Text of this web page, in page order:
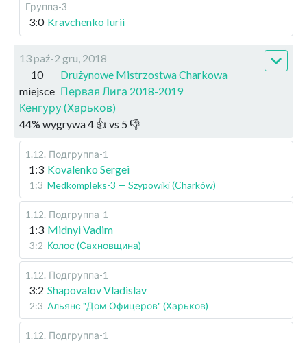
Группа-3
3:0 Kravchenko Iurii
13 paź-2 gru, 2018
10
miejsce
Drużynowe Mistrzostwa Charkowa
Первая Лига 2018-2019
Кенгуру (Харьков)
44% wygrywa4 👍 vs 5 👎
1.12. Подгруппа-1
1:3 Kovalenko Sergei
1:3 Medkompleks-3 — Szypowiki (Charków)
1.12. Подгруппа-1
1:3 Midnyi Vadim
3:2 Колос (Сахновщина)
1.12. Подгруппа-1
3:2 Shapovalov Vladislav
2:3 Альянс "Дом Офицеров" (Харьков)
1.12. Подгруппа-1